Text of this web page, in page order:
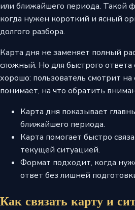
или ближайшего периода. Такой
когда нужен короткий и ясный
долгого разбора.
Карта дня не заменяет полный
сложный. Но для быстрого ответа
хорошо: пользователь смотрит на
понимает, на что обратить
Карта дня показывает
ближайшего периода.
Карта помогает быстро
текущей ситуацией.
Формат подходит, когда
ответ без лишней
Как связать карту и